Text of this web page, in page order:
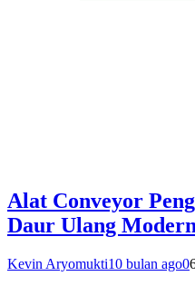
Alat Conveyor
Daur Ulang
Kevin Aryomukti10 bulan ago0